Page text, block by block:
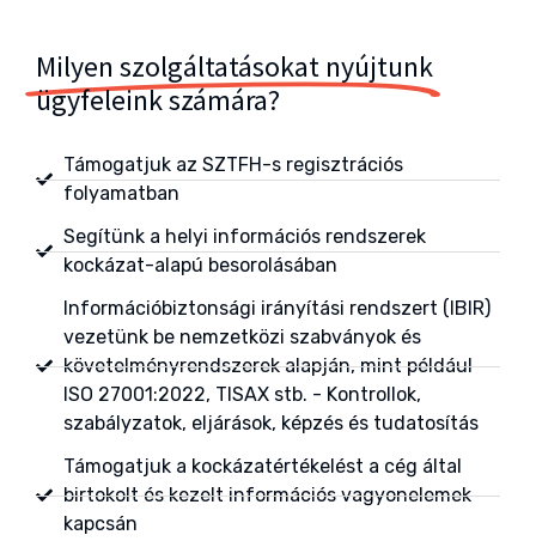
Milyen szolgáltatásokat nyújtunk
ügyfeleink számára?
Támogatjuk az SZTFH-s regisztrációs
folyamatban
Segítünk a helyi információs rendszerek
kockázat-alapú besorolásában
Információbiztonsági irányítási rendszert (IBIR)
vezetünk be nemzetközi szabványok és
követelményrendszerek alapján, mint például
ISO 27001:2022, TISAX stb. - Kontrollok,
szabályzatok, eljárások, képzés és tudatosítás
Támogatjuk a kockázatértékelést a cég által
birtokolt és kezelt információs vagyonelemek
kapcsán